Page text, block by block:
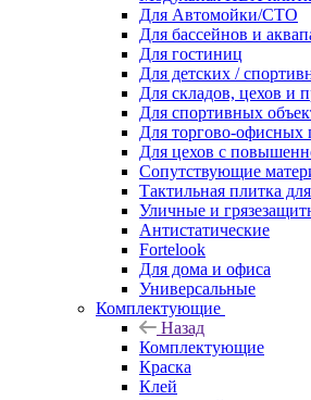
Для Автомойки/СТО
Для бассейнов и
Для гостиниц
Для детских /
Для складов, цехов и
Для спортивных
Для торгово-
Для цехов с
Сопутствующие
Тактильная плитка
Уличные и
Антистатические
Fortelook
Для дома и офиса
Универсальные
Комплектующие
Назад
Комплектующие
Краска
Клей